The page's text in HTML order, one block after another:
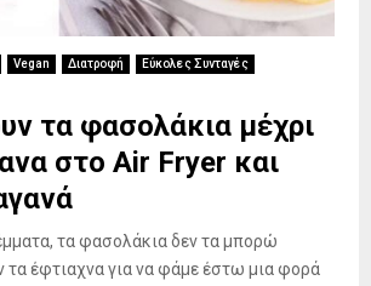
Vegan Διατροφή
Εύκολες Συνταγές
τα φασολάκια μέχρι
στο Air Fryer και
τα φασολάκια δεν τα μπορώ
τα έφτιαχνα για να φάμε έστω μια φορά